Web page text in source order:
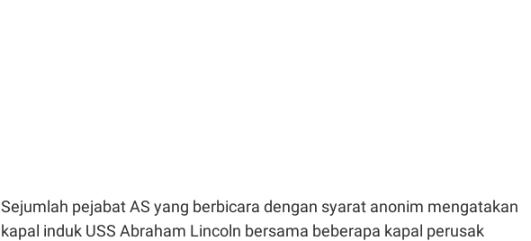
Sejumlah pejabat AS yang berbicara dengan syarat anonim mengatakan
kapal induk USS Abraham Lincoln bersama beberapa kapal perusak